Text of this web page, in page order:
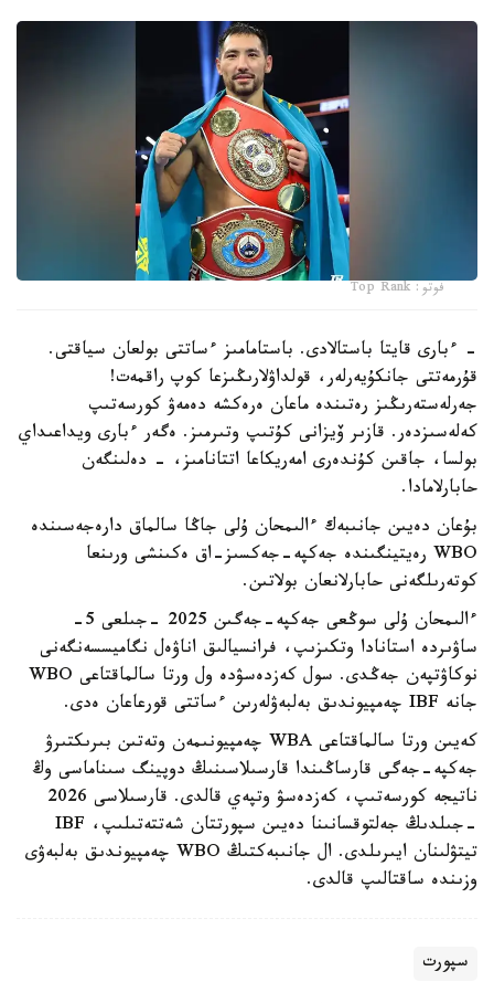
فوتو: Top Rank
- ءبارى قايتا باستالادى. باستامامىز ءساتتى بولعان سياقتى.
قۇرمەتتى جانكۇيەرلەر، قولداۋلارىڭىزعا كوپ راقمەت!
جەرلەستەرىڭىز رەتىندە ماعان ەرەكشە دەمەۋ كورسەتىپ
كەلەسىزدەر. قازىر ۆيزانى كۇتىپ وتىرمىز. ەگەر ءبارى ويداعىداي
بولسا، جاقىن كۇندەرى امەريكاعا اتتانامىز، - دەلىنگەن
حابارلامادا.
بۇعان دەيىن جانىبەك ءالىمحان ۇلى جاڭا سالماق دارەجەسىندە
WBO رەيتينگىندە جەكپە-جەكسىز-اق ەكىنشى ورىنعا
كوتەرىلگەنى حابارلانعان بولاتىن.
ءالىمحان ۇلى سوڭعى جەكپە-جەگىن 2025 -جىلعى 5-
ساۋىردە استانادا وتكىزىپ، فرانسيالىق اناۋەل نگاميسسەنگەنى
نوكاۋتپەن جەڭدى. سول كەزدەسۋدە ول ورتا سالماقتاعى WBO
جانە IBF چەمپيوندىق بەلبەۋلەرىن ءساتتى قورعاعان ەدى.
كەيىن ورتا سالماقتاعى WBA چەمپيونىمەن وتەتىن بىرىكتىرۋ
جەكپە-جەگى قارساڭىندا قارسىلاسىنىڭ دوپينگ سىناماسى وڭ
ناتيجە كورسەتىپ، كەزدەسۋ وتپەي قالدى. قارسىلاسى 2026
-جىلدىڭ جەلتوقسانىنا دەيىن سپورتتان شەتتەتىلىپ، IBF
تيتۋلىنان ايىرىلدى. ال جانىبەكتىڭ WBO چەمپيوندىق بەلبەۋى
وزىندە ساقتالىپ قالدى.
سپورت